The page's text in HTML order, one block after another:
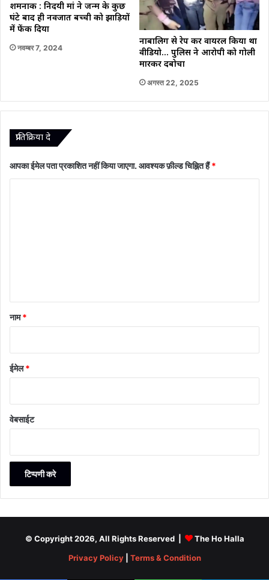
शर्मनाक : निर्दयी मां ने जन्म के कुछ
घंटे बाद ही नवजात बच्ची को झाड़ियों
में फेंक दिया
नवम्बर 7, 2024
नाबालिग से रेप कर वायरल किया था
वीडियो… पुलिस ने आरोपी को गोली
मारकर दबोचा
अगस्त 22, 2025
प्रातिक्रिया दे
आपका ईमेल पता प्रकाशित नहीं किया जाएगा. आवश्यक फ़ील्ड चिह्नित हैं*
नाम*
ईमेल*
वेबसाईट
© Copyright 2026, All Rights Reserved |
The Ho Halla
Privacy Policy| Terms & Condition